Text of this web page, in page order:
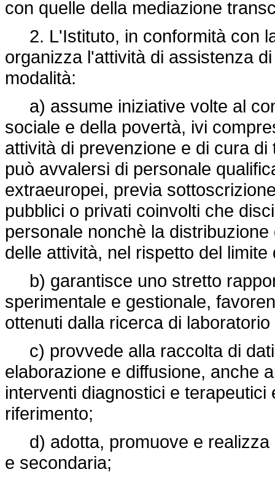
con quelle della mediazione
2. L'Istituto, in conformità con
organizza l'attività di assistenza
modalità:
a) assume iniziative volte al
sociale e della povertà, ivi
attività di prevenzione e di cura
può avvalersi di personale
extraeuropei, previa
pubblici o privati coinvolti che
personale nonchè la
delle attività, nel rispetto del
b) garantisce uno stretto
sperimentale e gestionale,
ottenuti dalla ricerca di
c) provvede alla raccolta di
elaborazione e diffusione, anche
interventi diagnostici e
riferimento;
d) adotta, promuove e realizza
e secondaria;